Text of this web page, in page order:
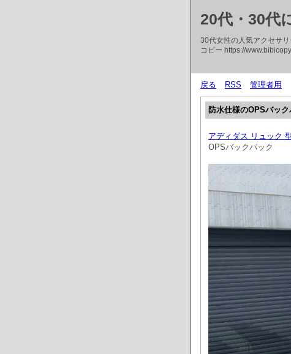
20代・30代
30代女性の人気アクセサ
コピー https://
戻る RSS 管理者用
防水仕様のOPSバッ
アディダス リュック
OPSバックパック